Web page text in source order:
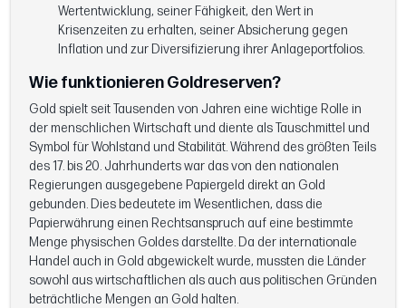
Wertentwicklung, seiner Fähigkeit, den Wert in
Krisenzeiten zu erhalten, seiner Absicherung gegen
Inflation und zur Diversifizierung ihrer Anlageportfolios.
Wie funktionieren Goldreserven?
Gold spielt seit Tausenden von Jahren eine wichtige Rolle in
der menschlichen Wirtschaft und diente als Tauschmittel und
Symbol für Wohlstand und Stabilität. Während des größten Teils
des 17. bis 20. Jahrhunderts war das von den nationalen
Regierungen ausgegebene Papiergeld direkt an Gold
gebunden. Dies bedeutete im Wesentlichen, dass die
Papierwährung einen Rechtsanspruch auf eine bestimmte
Menge physischen Goldes darstellte. Da der internationale
Handel auch in Gold abgewickelt wurde, mussten die Länder
sowohl aus wirtschaftlichen als auch aus politischen Gründen
beträchtliche Mengen an Gold halten.